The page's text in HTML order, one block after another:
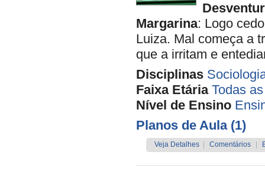
Margarina: Logo
Luiza. Mal começa a
que a irritam e
Disciplinas
Faixa Etária Todas
Nível de Ensino
Planos de Aula (1)
Veja Detalhes Comentários